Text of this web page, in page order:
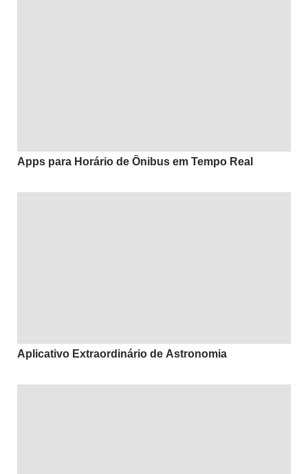
Apps para Horário de Ônibus em Tempo Real
Aplicativo Extraordinário de Astronomia